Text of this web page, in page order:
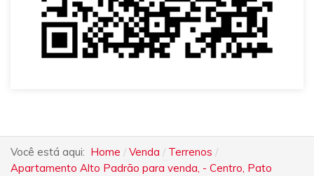
Você está aqui: Home Venda
Terrenos
Apartamento Alto Padrão para venda, - Centro, Pato